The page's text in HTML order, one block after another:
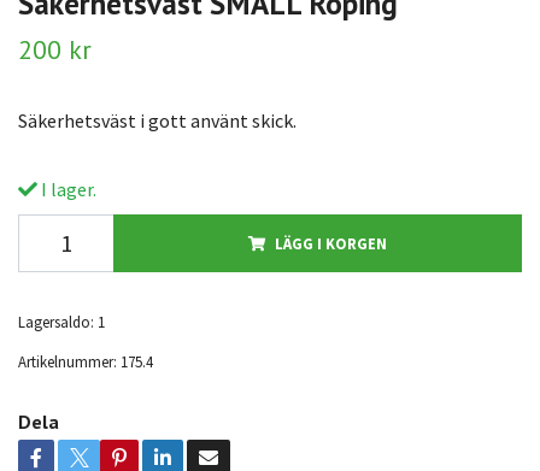
200 kr
Säkerhetsväst i gott använt skick.
I lager.
LÄGG I KORGEN
Lagersaldo: 1
Artikelnummer: 175.4
Dela